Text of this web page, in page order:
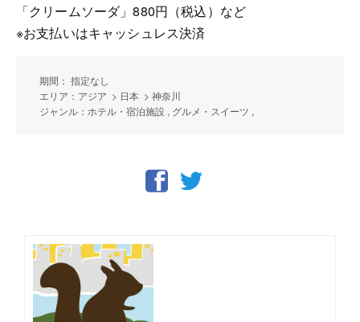
「クリームソーダ」880円（税込）など
※お支払いはキャッシュレス決済
期間： 指定なし
エリア：アジア > 日本 > 神奈川
ジャンル：ホテル・宿泊施設 , グルメ・スイーツ ,